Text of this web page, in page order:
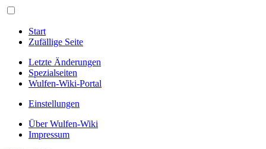
Start
Zufällige Seite
Letzte Änderungen
Spezialseiten
Wulfen-Wiki-Portal
Einstellungen
Über Wulfen-Wiki
Impressum